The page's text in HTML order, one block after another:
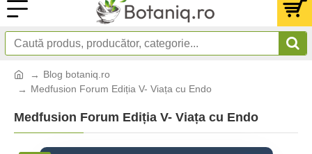
Blog botaniq.ro
Medfusion Forum Ediția V- Viața cu Endo
Medfusion Forum Ediția V- Viața cu Endo